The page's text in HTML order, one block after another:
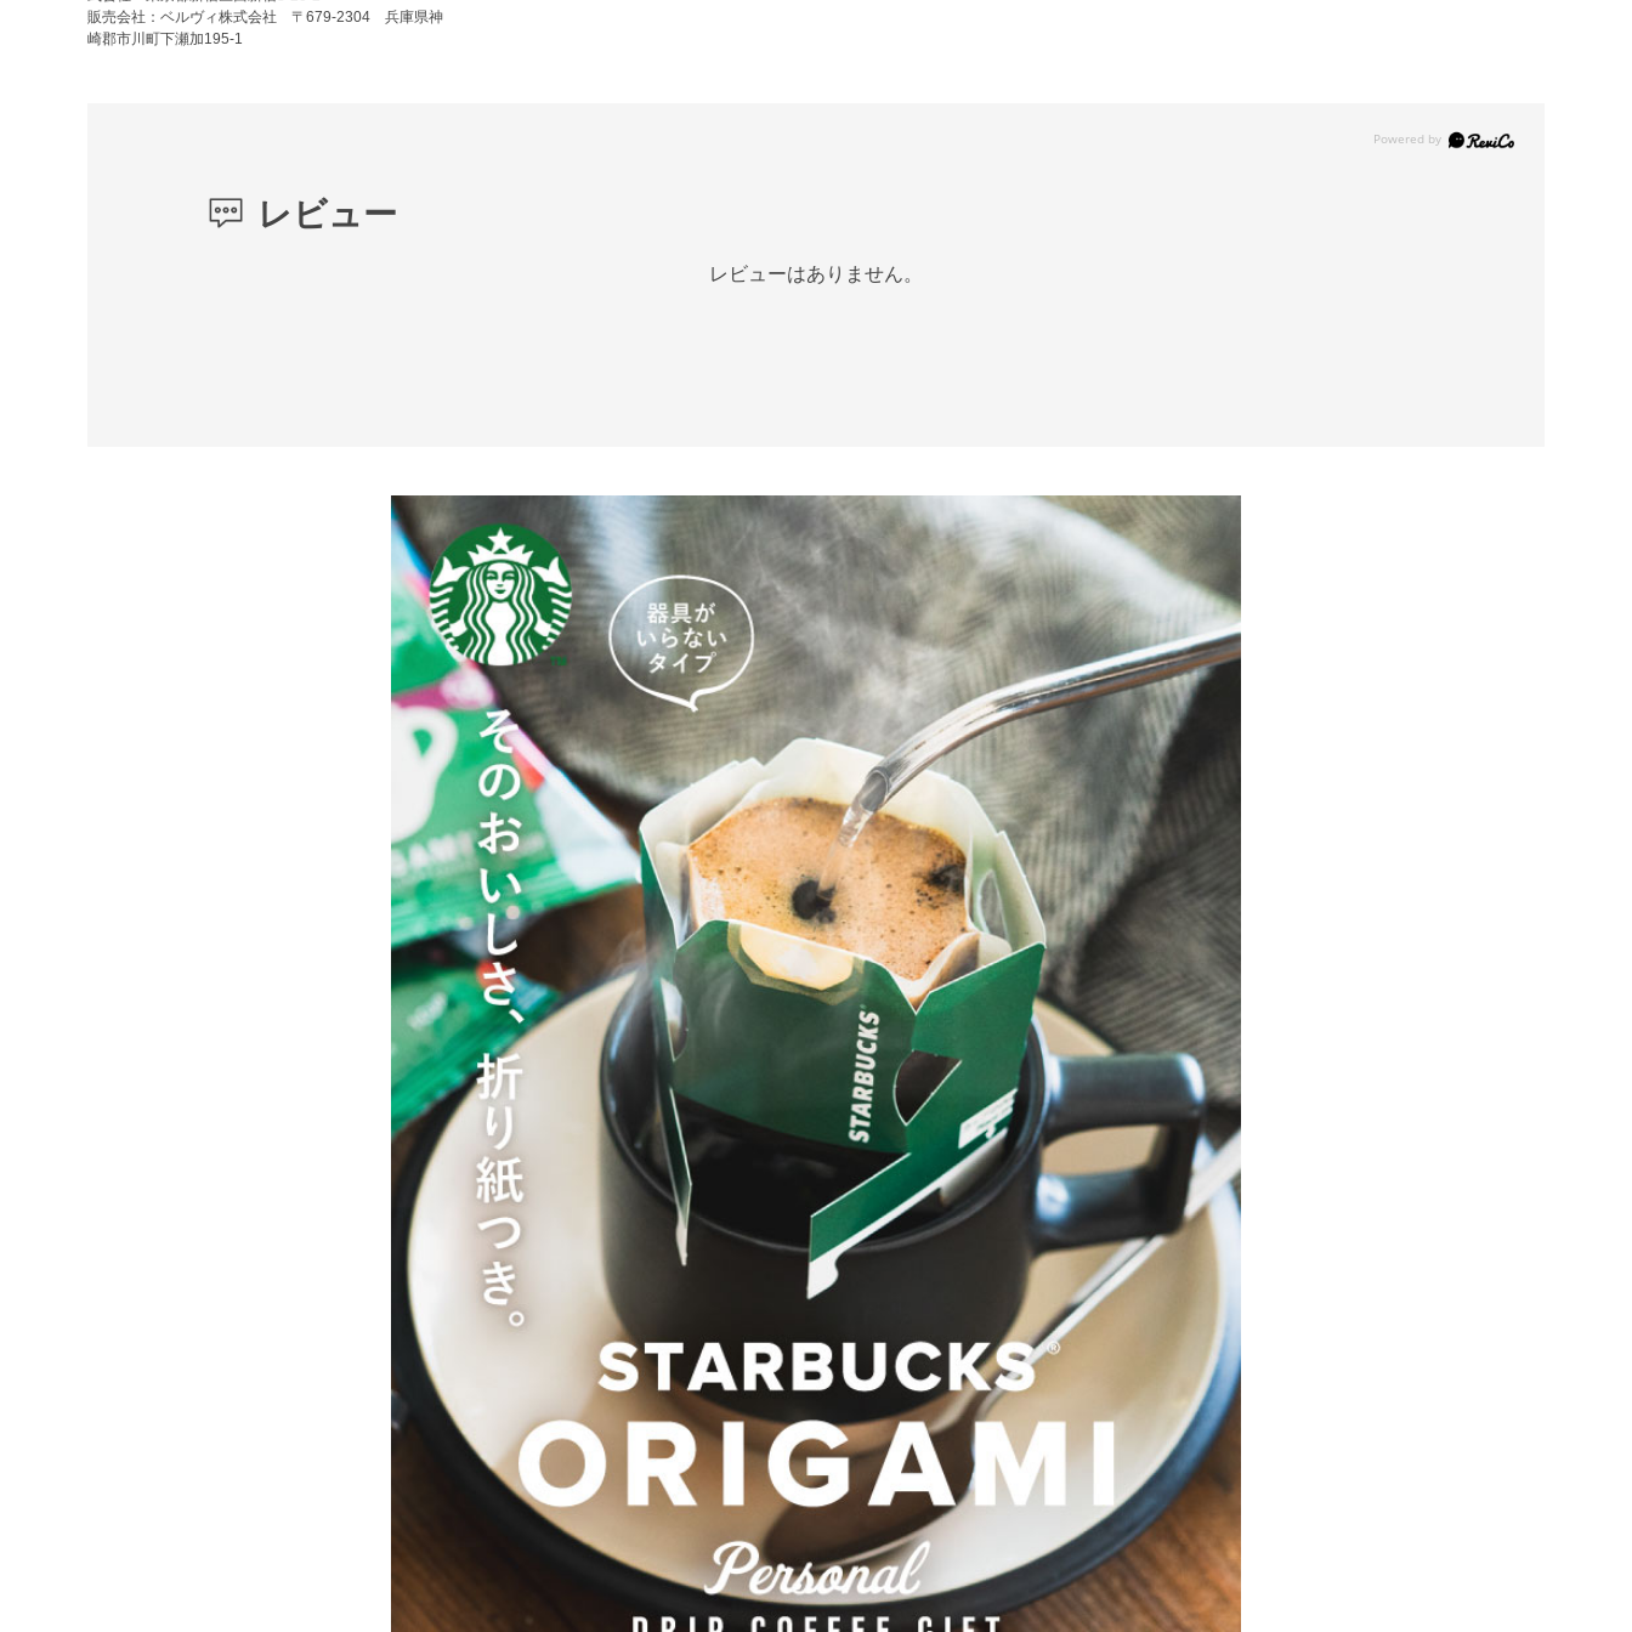
販売会社：ベルヴィ株式会社 〒679-2304 兵庫県神
崎郡市川町下瀬加195-1
レビュー
レビューはありません。